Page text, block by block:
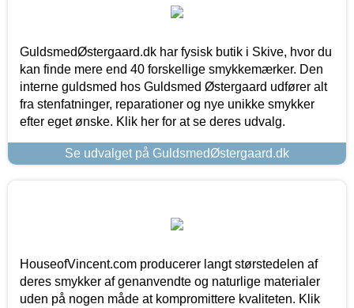
GuldsmedØstergaard.dk har fysisk butik i Skive, hvor du
kan finde mere end 40 forskellige smykkemærker. Den
interne guldsmed hos Guldsmed Østergaard udfører alt
fra stenfatninger, reparationer og nye unikke smykker
efter eget ønske. Klik her for at se deres udvalg.
Se udvalget på GuldsmedØstergaard.dk
HouseofVincent.com producerer langt størstedelen af
deres smykker af genanvendte og naturlige materialer
uden på nogen måde at kompromittere kvaliteten. Klik